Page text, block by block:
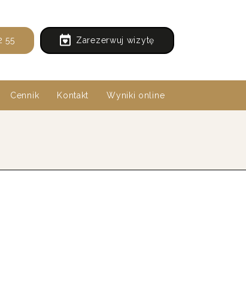
55 Zarezerwuj wizytę
Cennik Kontakt Wyniki online